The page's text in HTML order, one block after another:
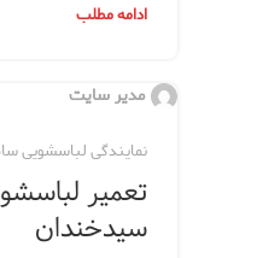
ادامه مطلب
مدیر سایت
نمایندگی لباسشویی
تعمیر
سیدخندان